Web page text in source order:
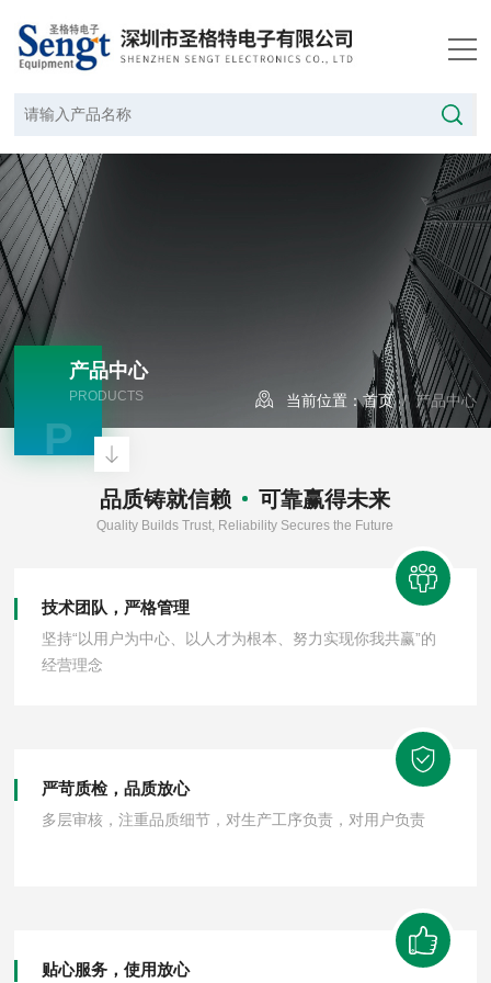
产品中心
PRODUCTS
P
当前位置：首页/ 产品中心
品质铸就信赖 可靠赢得未来
Quality Builds Trust, Reliability Secures the Future
技术团队，严格管理
坚持“以用户为中心、以人才为根本、努力实现你我共赢”的
经营理念
严苛质检，品质放心
多层审核，注重品质细节，对生产工序负责，对用户负责
贴心服务，使用放心